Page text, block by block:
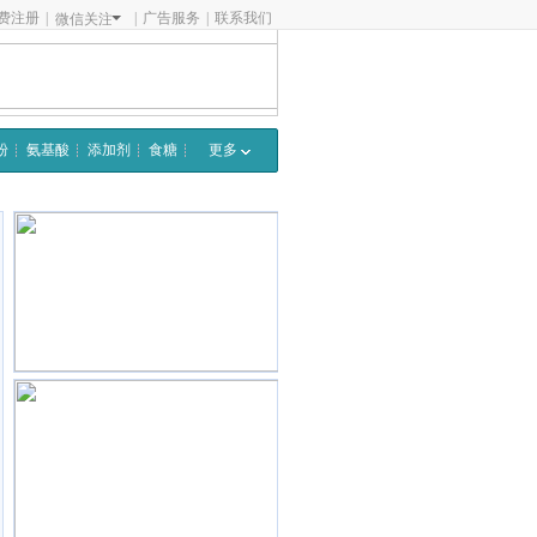
注册 微信关注 广告服务 联系我们
氨基酸 添加剂 食糖 更多